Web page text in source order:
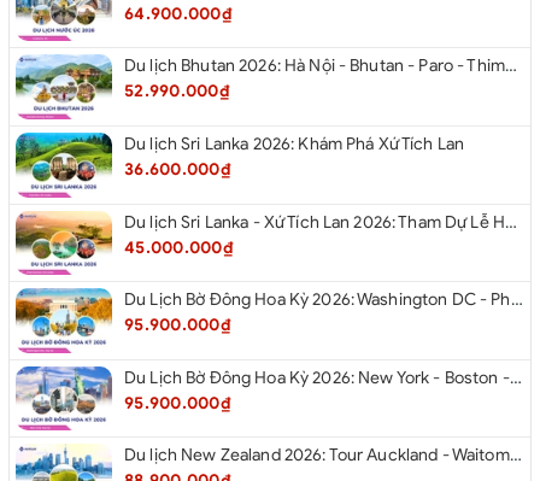
64.900.000₫
Du lịch Bhutan 2026: Hà Nội - Bhutan - Paro - Thimphu - Punakha
52.990.000₫
Du lịch Sri Lanka 2026: Khám Phá Xứ Tích Lan
36.600.000₫
Du lịch Sri Lanka - Xứ Tích Lan 2026: Tham Dự Lễ Hội Rước Xá Lợi Răng Phật
45.000.000₫
Du Lịch Bờ Đông Hoa Kỳ 2026: Washington DC - Philadelphia - New York - Boston - New Hampshire White Mountains - Albany - Niagara Falls - Buffalo - Corning - New York
95.900.000₫
Du Lịch Bờ Đông Hoa Kỳ 2026: New York - Boston - New Hampshire - Artist’s Bluff - Echo Lake Kancamagus Highway - White Mountains - Albany - Buffalo Niagara Falls - Corning - Washington DC
95.900.000₫
Du lịch New Zealand 2026: Tour Auckland - Waitomo - Taupo - Rotorua - Matamata - Hamilton